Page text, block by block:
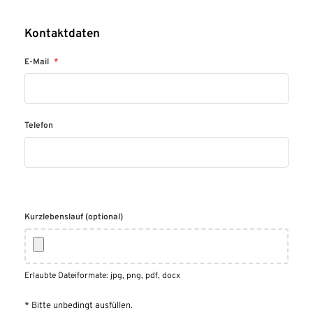
Kontaktdaten
E-Mail *
Telefon
Kurzlebenslauf (optional)
Erlaubte Dateiformate: jpg, png, pdf, docx
* Bitte unbedingt ausfüllen.